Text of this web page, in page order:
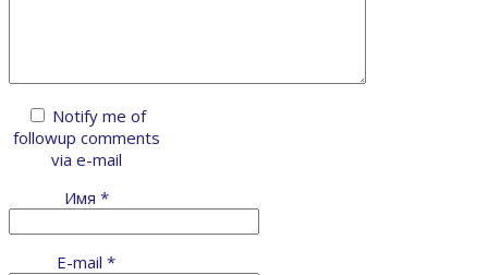
Notify me of
followup comments
via e-mail
Имя *
E-mail *